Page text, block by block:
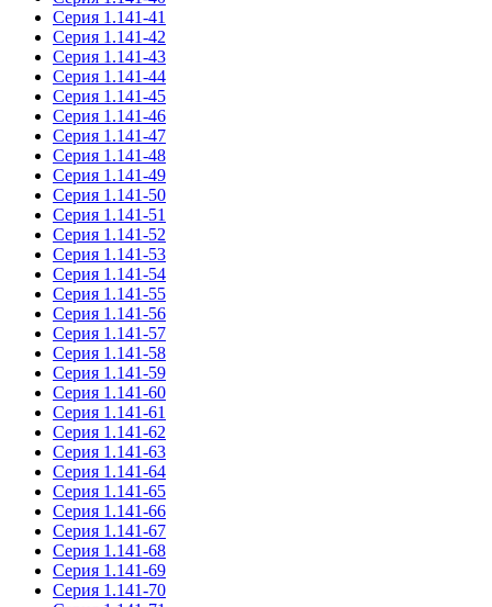
Серия 1.141-41
Серия 1.141-42
Серия 1.141-43
Серия 1.141-44
Серия 1.141-45
Серия 1.141-46
Серия 1.141-47
Серия 1.141-48
Серия 1.141-49
Серия 1.141-50
Серия 1.141-51
Серия 1.141-52
Серия 1.141-53
Серия 1.141-54
Серия 1.141-55
Серия 1.141-56
Серия 1.141-57
Серия 1.141-58
Серия 1.141-59
Серия 1.141-60
Серия 1.141-61
Серия 1.141-62
Серия 1.141-63
Серия 1.141-64
Серия 1.141-65
Серия 1.141-66
Серия 1.141-67
Серия 1.141-68
Серия 1.141-69
Серия 1.141-70